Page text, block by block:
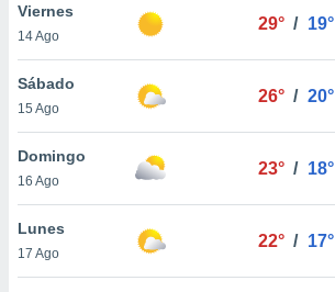
de
disponible
cookies
aceptar
Viernes
14 Ago
29° / 19°
Sábado
15 Ago
26° / 20°
Domingo
16 Ago
23° / 18°
Lunes
17 Ago
22° / 17°